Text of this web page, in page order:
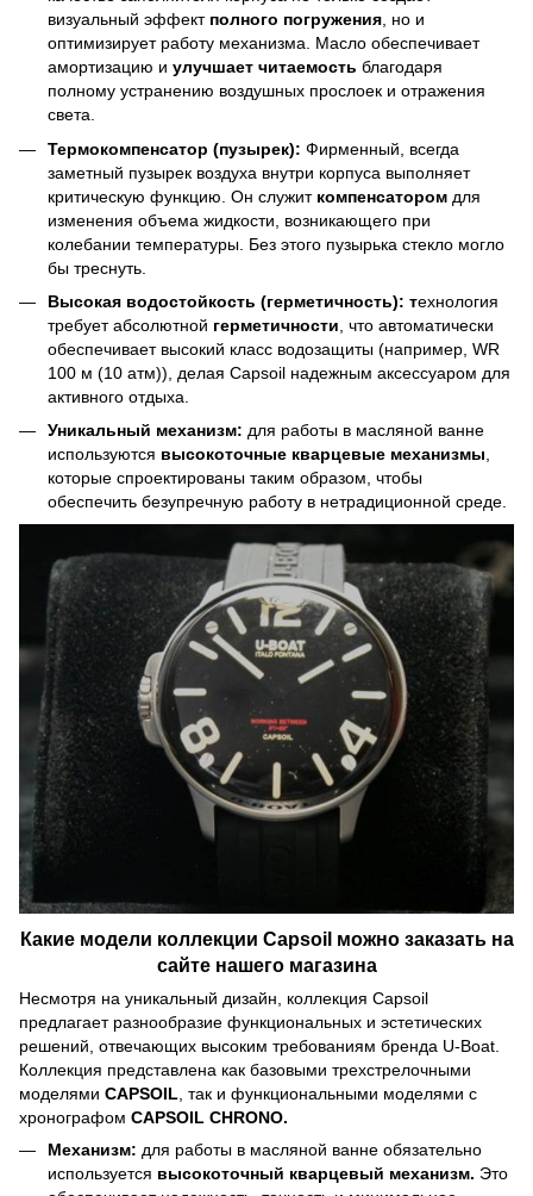
визуальный эффект полного погружения, но и
оптимизирует работу механизма. Масло обеспечивает
амортизацию и улучшает читаемость благодаря
полному устранению воздушных прослоек и отражения
света.
Термокомпенсатор (пузырек): Фирменный, всегда
заметный пузырек воздуха внутри корпуса выполняет
критическую функцию. Он служит компенсатором для
изменения объема жидкости, возникающего при
колебании температуры. Без этого пузырька стекло могло
бы треснуть.
Высокая водостойкость (герметичность): технология
требует абсолютной герметичности , что автоматически
обеспечивает высокий класс водозащиты (например, WR
100 м (10 атм)), делая Capsoil надежным аксессуаром для
активного отдыха.
Уникальный механизм: для работы в масляной ванне
используются высокоточные кварцевые механизмы,
которые спроектированы таким образом, чтобы
обеспечить безупречную работу в нетрадиционной среде.
Какие модели коллекции Capsoil можно заказать на
сайте нашего магазина
Несмотря на уникальный дизайн, коллекция Capsoil
предлагает разнообразие функциональных и эстетических
решений, отвечающих высоким требованиям бренда U-Boat.
Коллекция представлена как базовыми трехстрелочными
моделями CAPSOIL, так и функциональными моделями с
хронографом CAPSOIL CHRONO.
Механизм: для работы в масляной ванне обязательно
используется высокоточный кварцевый механизм. Это